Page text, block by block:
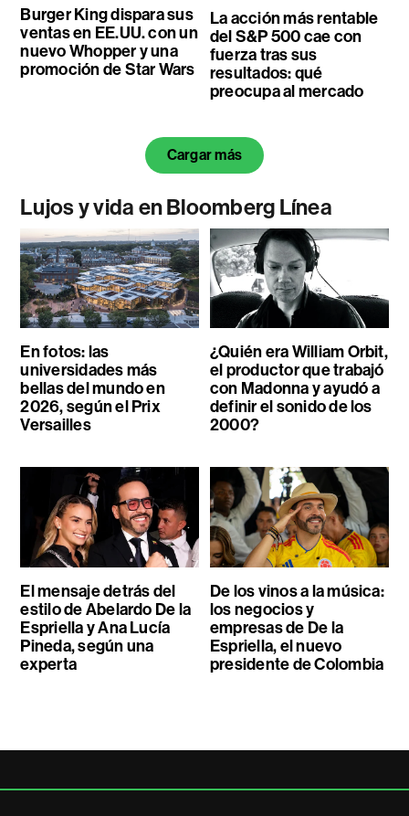
Burger King dispara sus
ventas en EE.UU. con un
nuevo Whopper y una
promoción de Star Wars
La acción más rentable
del S&P 500 cae con
fuerza tras sus
resultados: qué
preocupa al mercado
Cargar más
Lujos y vida en Bloomberg Línea
En fotos: las
universidades más
bellas del mundo en
2026, según el Prix
Versailles
¿Quién era William Orbit,
el productor que trabajó
con Madonna y ayudó a
definir el sonido de los
2000?
El mensaje detrás del
estilo de Abelardo De la
Espriella y Ana Lucía
Pineda, según una
experta
De los vinos a la música:
los negocios y
empresas de De la
Espriella, el nuevo
presidente de Colombia